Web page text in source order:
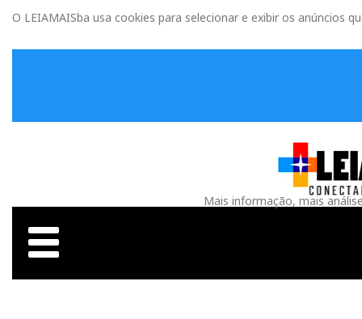
O LEIAMAISba usa cookies para selecionar e exibir os anúncios
Mais informação, mais